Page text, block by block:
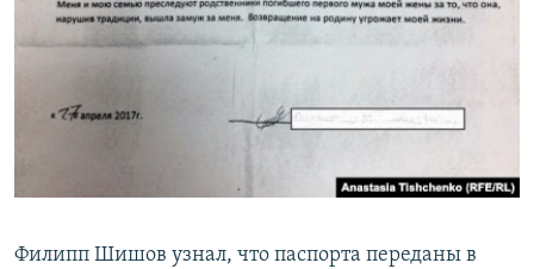
Филипп Шишов узнал, что паспорта переданы в